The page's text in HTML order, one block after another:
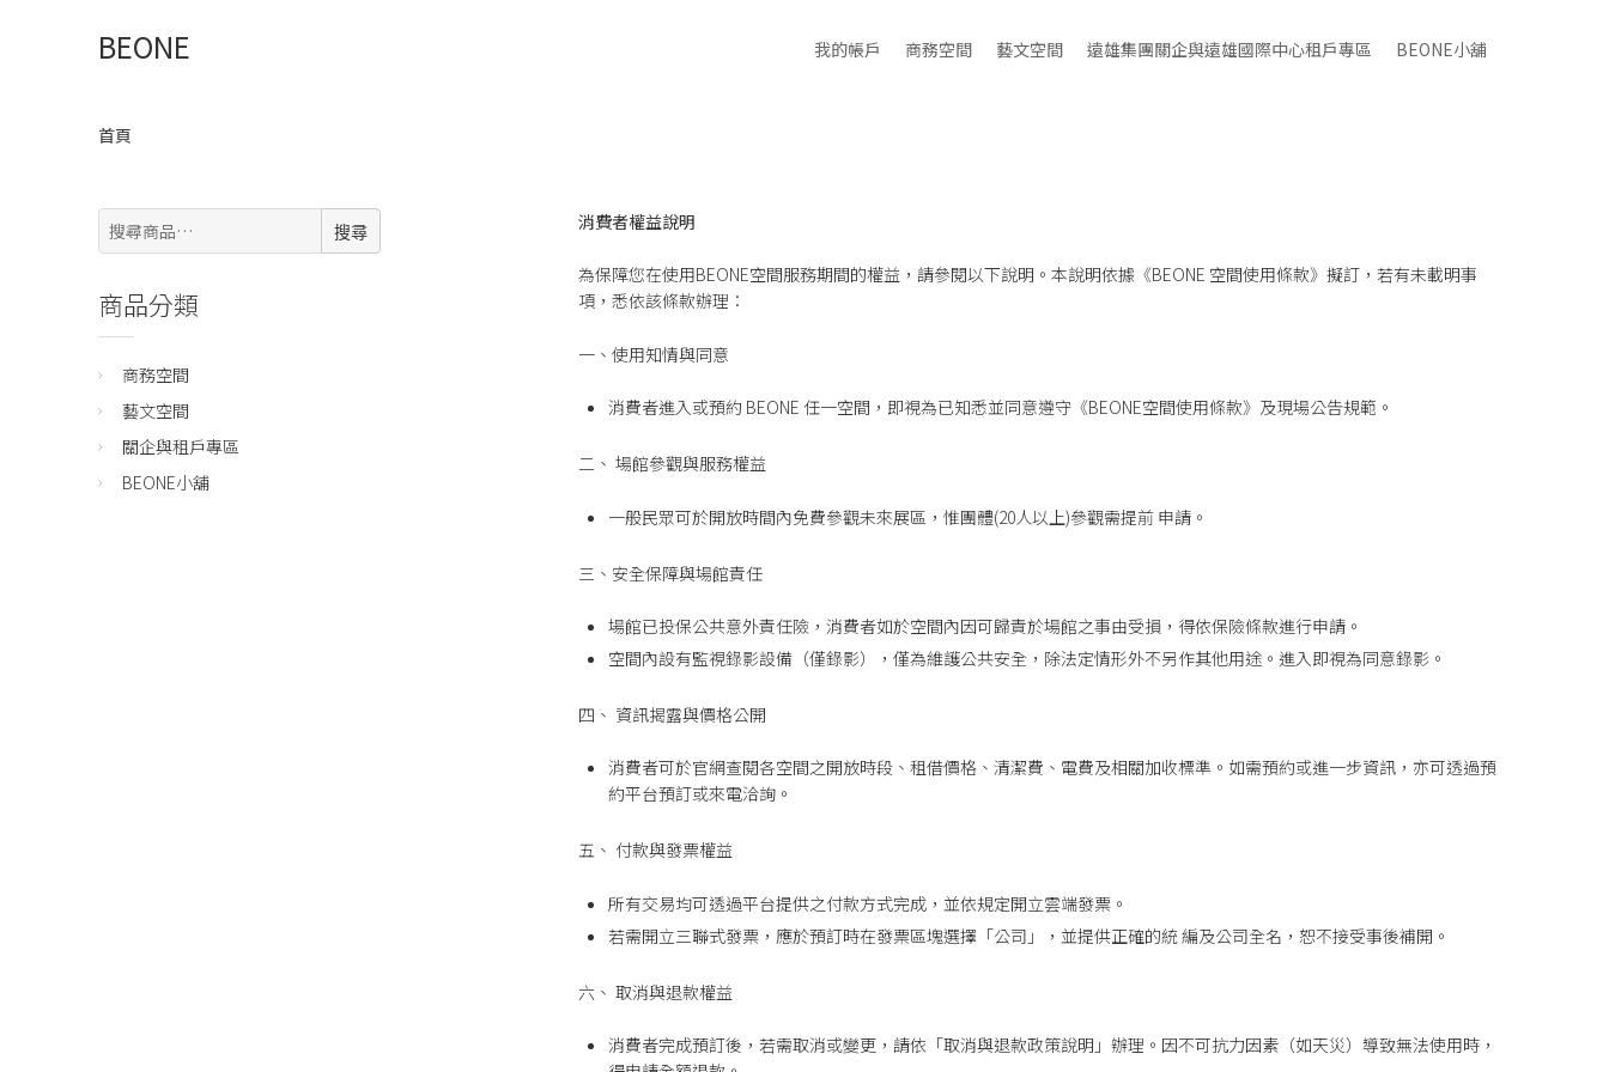
BEONE 我的帳戶 商務空間 藝文空間 遠雄集團關企與遠雄國際中心租戶專區 BEONE小舖
首頁
消費者權益說明
為保障您在使用BEONE空間服務期間的權益，請參閱以下說明。本說明依據《BEONE 空間使用條款》擬訂，若有未載明事
項，悉依該條款辦理：
一、使用知情與同意
消費者進入或預約 BEONE 任一空間，即視為已知悉並同意遵守《BEONE空間使用條款》及現場公告規範。
二、 場館參觀與服務權益
一般民眾可於開放時間內免費參觀未來展區，惟團體(20人以上)參觀需提前 申請。
三、安全保障與場館責任
場館已投保公共意外責任險，消費者如於空間內因可歸責於場館之事由受損，得依保險條款進行申請。
空間內設有監視錄影設備（僅錄影），僅為維護公共安全，除法定情形外不另作其他用途。進入即視為同意錄影。
四、 資訊揭露與價格公開
消費者可於官網查閱各空間之開放時段、租借價格、清潔費、電費及相關加收標準。如需預約或進一步資訊，亦可透過預
約平台預訂或來電洽詢。
五、 付款與發票權益
所有交易均可透過平台提供之付款方式完成，並依規定開立雲端發票。
若需開立三聯式發票，應於預訂時在發票區塊選擇「公司」，並提供正確的統 編及公司全名，恕不接受事後補開。
六、 取消與退款權益
消費者完成預訂後，若需取消或變更，請依「取消與退款政策說明」辦理。因不可抗力因素（如天災）導致無法使用時，
搜
尋:
搜尋
商品分類
商務空間
藝文空間
關企與租戶專區
BEONE小舖